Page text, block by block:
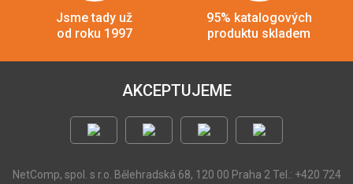
Jsme tady už
od roku 1997
95% katalogových
produktu skladem
AKCEPTUJEME
NetComp, spol. s r.o. Bělehradská 68, 120 00 Praha 2 Tel.: +420 724